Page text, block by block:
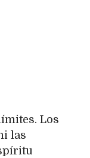
Los
las